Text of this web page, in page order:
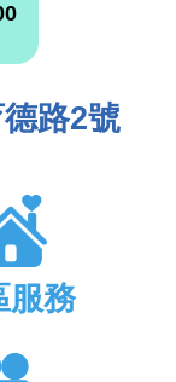
路2號
服務